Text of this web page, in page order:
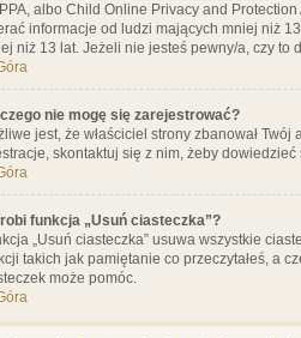
albo Child Online Privacy and
informacje od ludzi mających mniej niż
niż 13 lat. Jeżeli nie jesteś pewny/a, czy to
nie mogę się zarejestrować?
jest, że właściciel strony zbanował
skontaktuj się z nim, żeby
funkcja „Usuń ciasteczka”?
„Usuń ciasteczka” usuwa wszystkie
takich jak pamiętanie co przeczytałeś, a
może pomóc.